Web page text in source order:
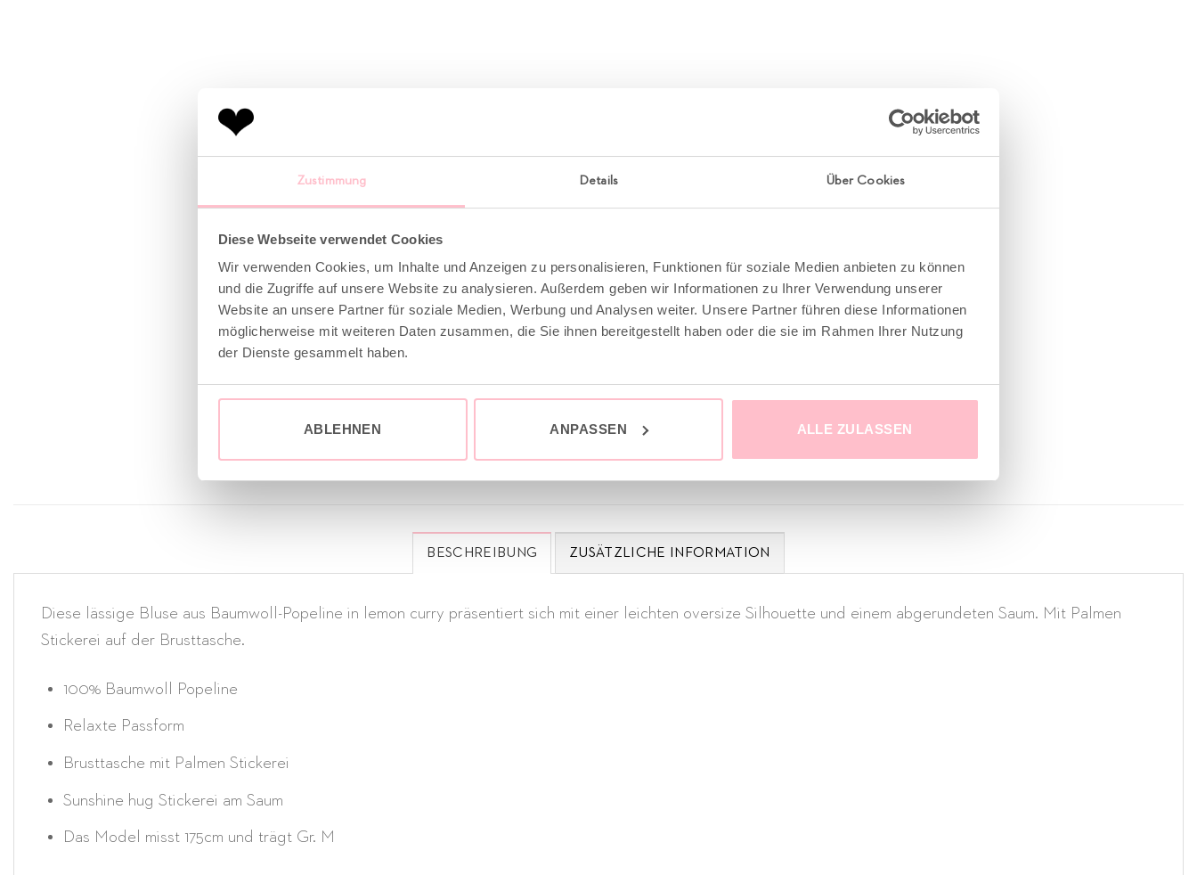
Zustimmung Details Über Cookies
Diese Webseite verwendet Cookies
Wir verwenden Cookies, um Inhalte und Anzeigen zu personalisieren, Funktionen für soziale Medien anbieten zu können
und die Zugriffe auf unsere Website zu analysieren. Außerdem geben wir Informationen zu Ihrer Verwendung unserer
Website an unsere Partner für soziale Medien, Werbung und Analysen weiter. Unsere Partner führen diese Informationen
möglicherweise mit weiteren Daten zusammen, die Sie ihnen bereitgestellt haben oder die sie im Rahmen Ihrer Nutzung
der Dienste gesammelt haben.
ABLEHNEN ANPASSEN ALLE ZULASSEN
BESCHREIBUNG ZUSÄTZLICHE INFORMATION
Diese lässige Bluse aus Baumwoll-Popeline in lemon curry präsentiert sich mit einer leichten oversize Silhouette und einem abgerundeten Saum. Mit Palmen
Stickerei auf der Brusttasche.
100% Baumwoll Popeline
Relaxte Passform
Brusttasche mit Palmen Stickerei
Sunshine hug Stickerei am Saum
Das Model misst 175cm und trägt Gr. M